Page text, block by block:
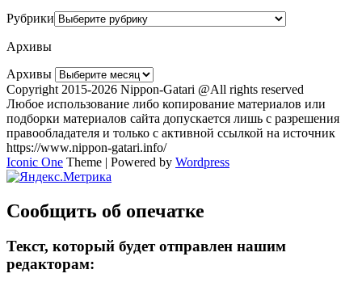
Рубрики
Архивы
Архивы
Copyright 2015-2026 Nippon-Gatari @All rights reserved
Любое использование либо копирование материалов или
подборки материалов сайта допускается лишь с разрешения
правообладателя и только с активной ссылкой на источник
https://www.nippon-gatari.info/
Iconic One Theme | Powered by Wordpress
Сообщить об опечатке
Текст, который будет отправлен нашим
редакторам: